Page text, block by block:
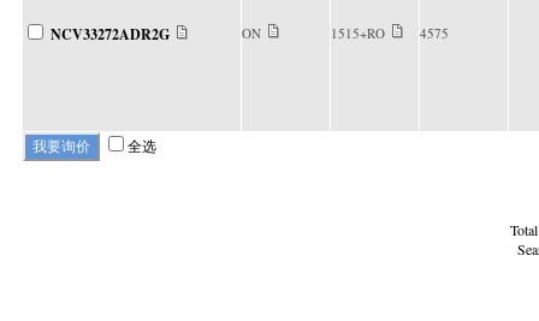
NCV33272ADR2G ON 1515+RO 4575
全选